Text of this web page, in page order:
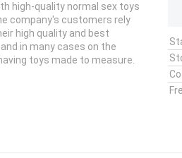
high-quality normal sex toys
company's customers rely
high quality and best
in many cases on the
toys made to measure.